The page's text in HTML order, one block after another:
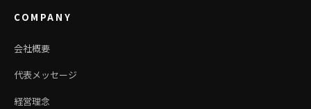
COMPANY
会社概要
代表メッセージ
経営理念